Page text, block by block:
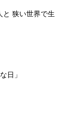
と 狭い世界で生
日」